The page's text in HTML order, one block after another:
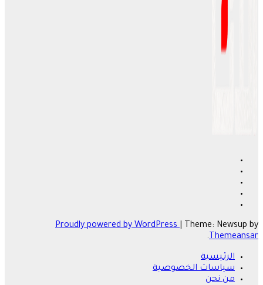
Proudly powered by WordPress
Theme: Newsup by
Themeansar
.
الرئيسية
سياسات الخصوصية
من نحن